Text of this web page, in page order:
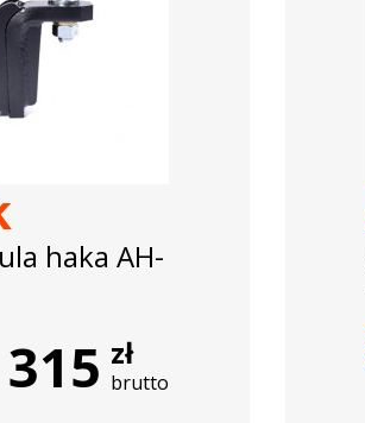
haka AH-
315 zł
brutto